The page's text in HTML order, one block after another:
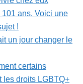
ans. Voici une
!
un jour changer le
certains
les droits LGBTQ+